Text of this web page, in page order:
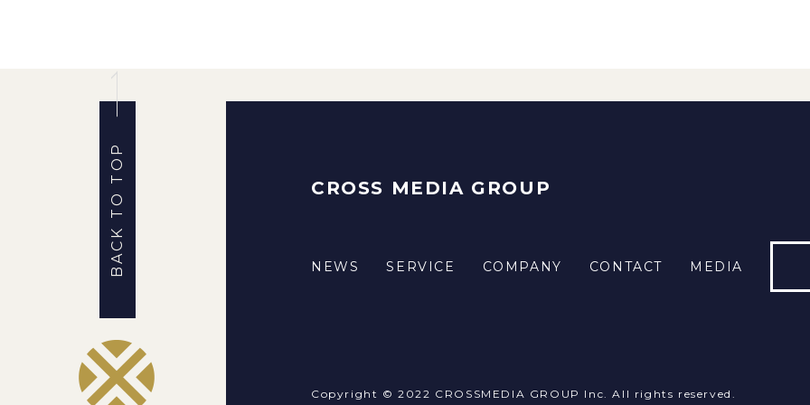
BACK TO TOP CROSS MEDIA GROUP
NEWS SERVICE COMPANY CONTACT MEDIA
Copyright © 2022 CROSSMEDIA GROUP Inc. All rights reserved.